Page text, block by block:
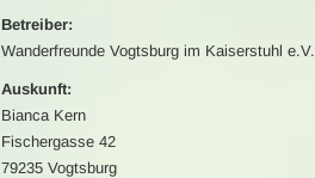
Betreiber:
Wanderfreunde Vogtsburg im Kaiserstuhl e.V.
Auskunft:
Bianca Kern
Fischergasse 42
79235 Vogtsburg